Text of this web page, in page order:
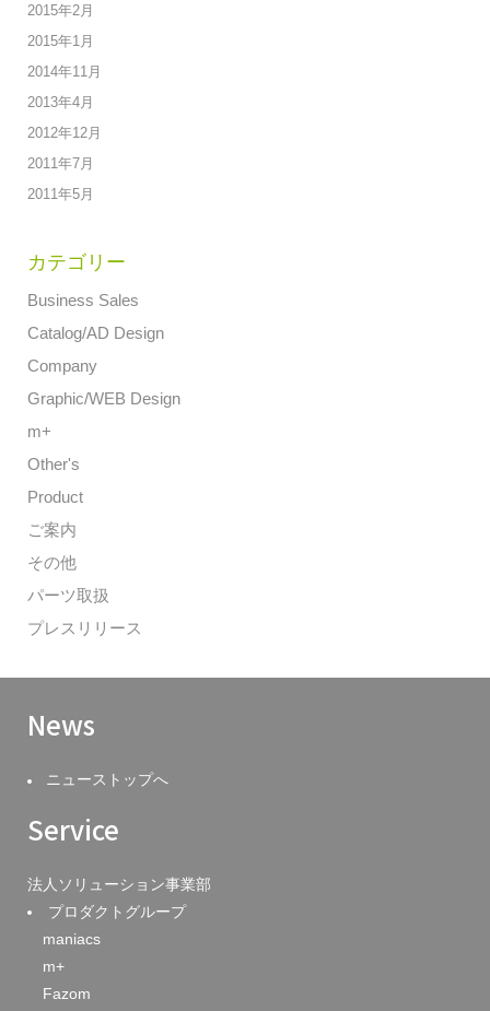
2015年2月
2015年1月
2014年11月
2013年4月
2012年12月
2011年7月
2011年5月
カテゴリー
Business Sales
Catalog/AD Design
Company
Graphic/WEB Design
m+
Other's
Product
ご案内
その他
パーツ取扱
プレスリリース
News
ニューストップへ
Service
法人ソリューション事業部
プロダクトグループ
maniacs
m+
Fazom